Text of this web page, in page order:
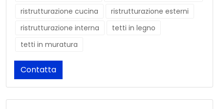
ristrutturazione cucina
ristrutturazione esterni
ristrutturazione interna
tetti in legno
tetti in muratura
Contatta